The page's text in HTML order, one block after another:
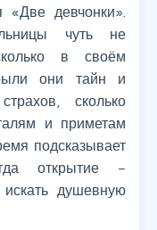
«Две девчонки».
чуть не
в своём
они тайн и
сколько
и приметам
подсказывает
открытие –
искать душевную